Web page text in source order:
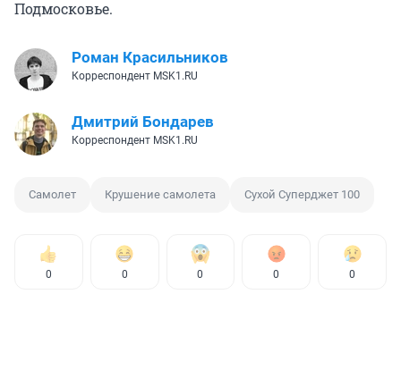
Подмосковье.
Роман Красильников
Корреспондент MSK1.RU
Дмитрий Бондарев
Корреспондент MSK1.RU
Самолет Крушение самолета Сухой Суперджет 100
0 0 0 0 0